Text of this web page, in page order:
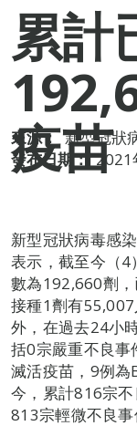
累計
疫苗
來源： 新型冠狀
發布日期： 2021
新型冠狀病毒感
表示，截至今（4
數為192,660劑
接種1劑有
外，在過去24小
括0宗嚴重不良
滅活疫苗，9例為
今，累計816宗不
813宗輕微不良事